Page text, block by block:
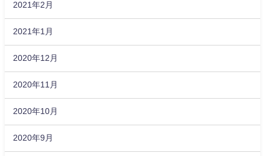
2021年2月
2021年1月
2020年12月
2020年11月
2020年10月
2020年9月